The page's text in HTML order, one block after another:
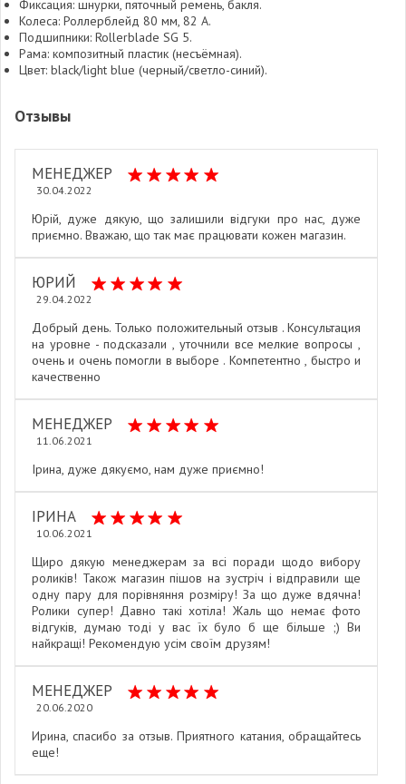
Фиксация: шнурки, пяточный ремень, бакля.
Колеса: Роллерблейд 80 мм, 82 А.
Подшипники: Rollerblade SG 5.
Рама: композитный пластик (несъёмная).
Цвет: black/light blue (черный/светло-синий).
Отзывы
МЕНЕДЖЕР
30.04.2022
Юрій, дуже дякую, що залишили відгуки про нас, дуже
приємно. Вважаю, що так має працювати кожен магазин.
ЮРИЙ
29.04.2022
Добрый день. Только положительный отзыв . Консультация
на уровне - подсказали , уточнили все мелкие вопросы ,
очень и очень помогли в выборе . Компетентно , быстро и
качественно
МЕНЕДЖЕР
11.06.2021
Ірина, дуже дякуємо, нам дуже приємно!
ІРИНА
10.06.2021
Щиро дякую менеджерам за всі поради щодо вибору
роликів! Також магазин пішов на зустріч і відправили ще
одну пару для порівняння розміру! За що дуже вдячна!
Ролики супер! Давно такі хотіла! Жаль що немає фото
відгуків, думаю тоді у вас їх було б ще більше ;) Ви
найкращі! Рекомендую усім своїм друзям!
МЕНЕДЖЕР
20.06.2020
Ирина, спасибо за отзыв. Приятного катания, обращайтесь
еще!